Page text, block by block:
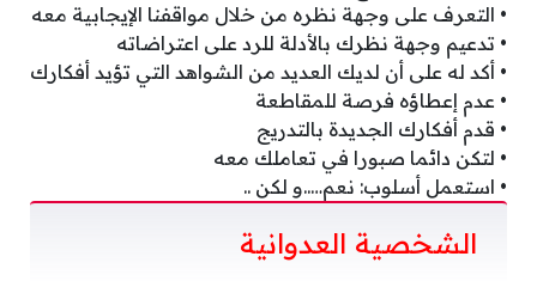
• التعرف على وجهة نظره من خلال مواقفنا الإيجابية معه
• تدعيم وجهة نظرك بالأدلة للرد على اعتراضاته
• أكد له على أن لديك العديد من الشواهد التي تؤيد أفكارك
• عدم إعطاؤه فرصة للمقاطعة
• قدم أفكارك الجديدة بالتدريج
• لتكن دائما صبورا في تعاملك معه
• استعمل أسلوب: نعم…..و لكن ..
الشخصية العدوانية